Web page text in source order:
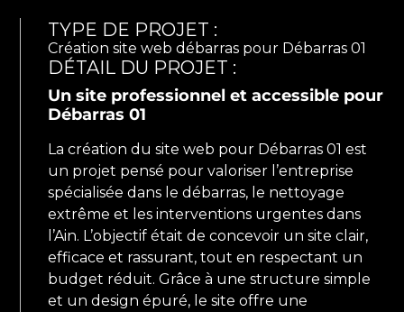
TYPE DE PROJET :
Création site web débarras pour Débarras 01
DÉTAIL DU PROJET :
Un site professionnel et accessible pour
Débarras 01
La création du site web pour Débarras 01 est
un projet pensé pour valoriser l’entreprise
spécialisée dans le débarras, le nettoyage
extrême et les interventions urgentes dans
l’Ain. L’objectif était de concevoir un site clair,
efficace et rassurant, tout en respectant un
budget réduit. Grâce à une structure simple
et un design épuré, le site offre une